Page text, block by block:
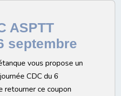
ASPTT
septembre
vous propose un
CDC du 6
retourner ce coupon